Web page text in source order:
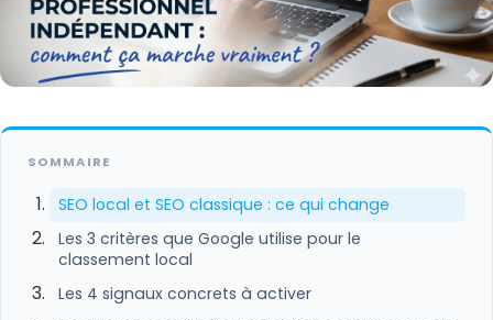
SOMMAIRE
SEO local et SEO classique : ce qui change
Les 3 critères que Google utilise pour le
classement local
Les 4 signaux concrets à activer